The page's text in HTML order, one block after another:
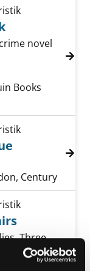
the dark
novel
Suche nach
Books
of this is true
Century
Upstairs
Three
Suche nach